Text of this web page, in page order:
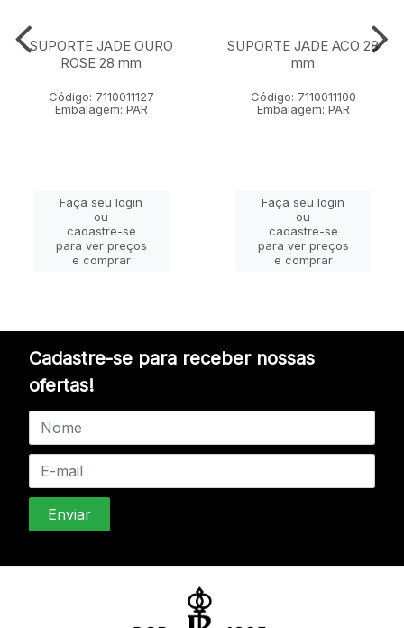
SUPORTE JADE OURO
ROSE 28 mm
Código: 7110011127
Embalagem: PAR
Faça seu login
ou
cadastre-se
para ver preços
e comprar
SUPORTE JADE ACO 28
mm
Código: 7110011100
Embalagem: PAR
Faça seu login
ou
cadastre-se
para ver preços
e comprar
Cadastre-se para receber nossas
ofertas!